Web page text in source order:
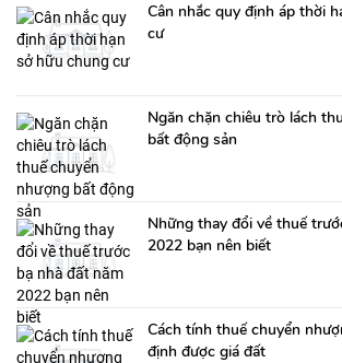
Cân nhắc quy định áp thời
cư
Ngăn chặn chiêu trò lách
bất động sản
Những thay đổi về thuế
2022 bạn nên biết
Cách tính thuế chuyển
định được giá đất